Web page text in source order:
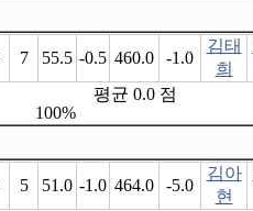
7 55.5 -0.5 460.0 -1.0
김태
희
100%
평균 0.0 점
5 51.0 -1.0 464.0 -5.0
김아
현